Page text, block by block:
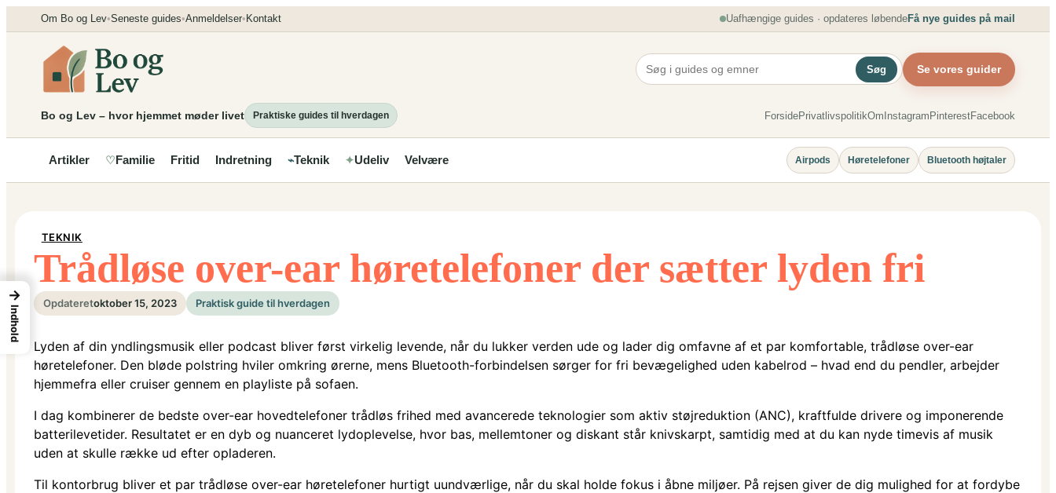
Spring
til
indhold
Om Bo og Lev•Seneste guides•Anmeldelser• Kontakt Uafhængige guides · opdateres løbendeFå nye guides på mail
Søg Se vores guider
Bo og Lev – hvor hjemmet møder livet Praktiske guides til hverdagen ForsidePrivatlivspolitikOmInstagramPinterestFacebook
Artikler ♡Familie Fritid Indretning ⌁Teknik ✦Udeliv Velvære Airpods Høretelefoner Bluetooth højtaler
TEKNIK
Trådløse over-ear høretelefoner der sætter lyden fri
Opdateretoktober 15, 2023 Praktisk guide til hverdagen
Lyden af ​​din yndlingsmusik eller podcast bliver først virkelig levende, når du lukker verden ude og lader dig omfavne af et par komfortable, trådløse over-ear
høretelefoner. Den bløde polstring hviler omkring ørerne, mens Bluetooth-forbindelsen sørger for fri bevægelighed uden kabelrod – hvad end du pendler, arbejder
hjemmefra eller cruiser gennem en playliste på sofaen.
I dag kombinerer de bedste over-ear hovedtelefoner trådløs frihed med avancerede teknologier som aktiv støjreduktion (ANC), kraftfulde drivere og imponerende
batterilevetider. Resultatet er en dyb og nuanceret lydoplevelse, hvor bas, mellemtoner og diskant står knivskarpt, samtidig med at du kan nyde timevis af musik
uden at skulle række ud efter opladeren.
Til kontorbrug bliver et par trådløse over-ear høretelefoner hurtigt uundværlige, når du skal holde fokus i åbne miljøer. På rejsen giver de dig mulighed for at fordybe
→
Indhold